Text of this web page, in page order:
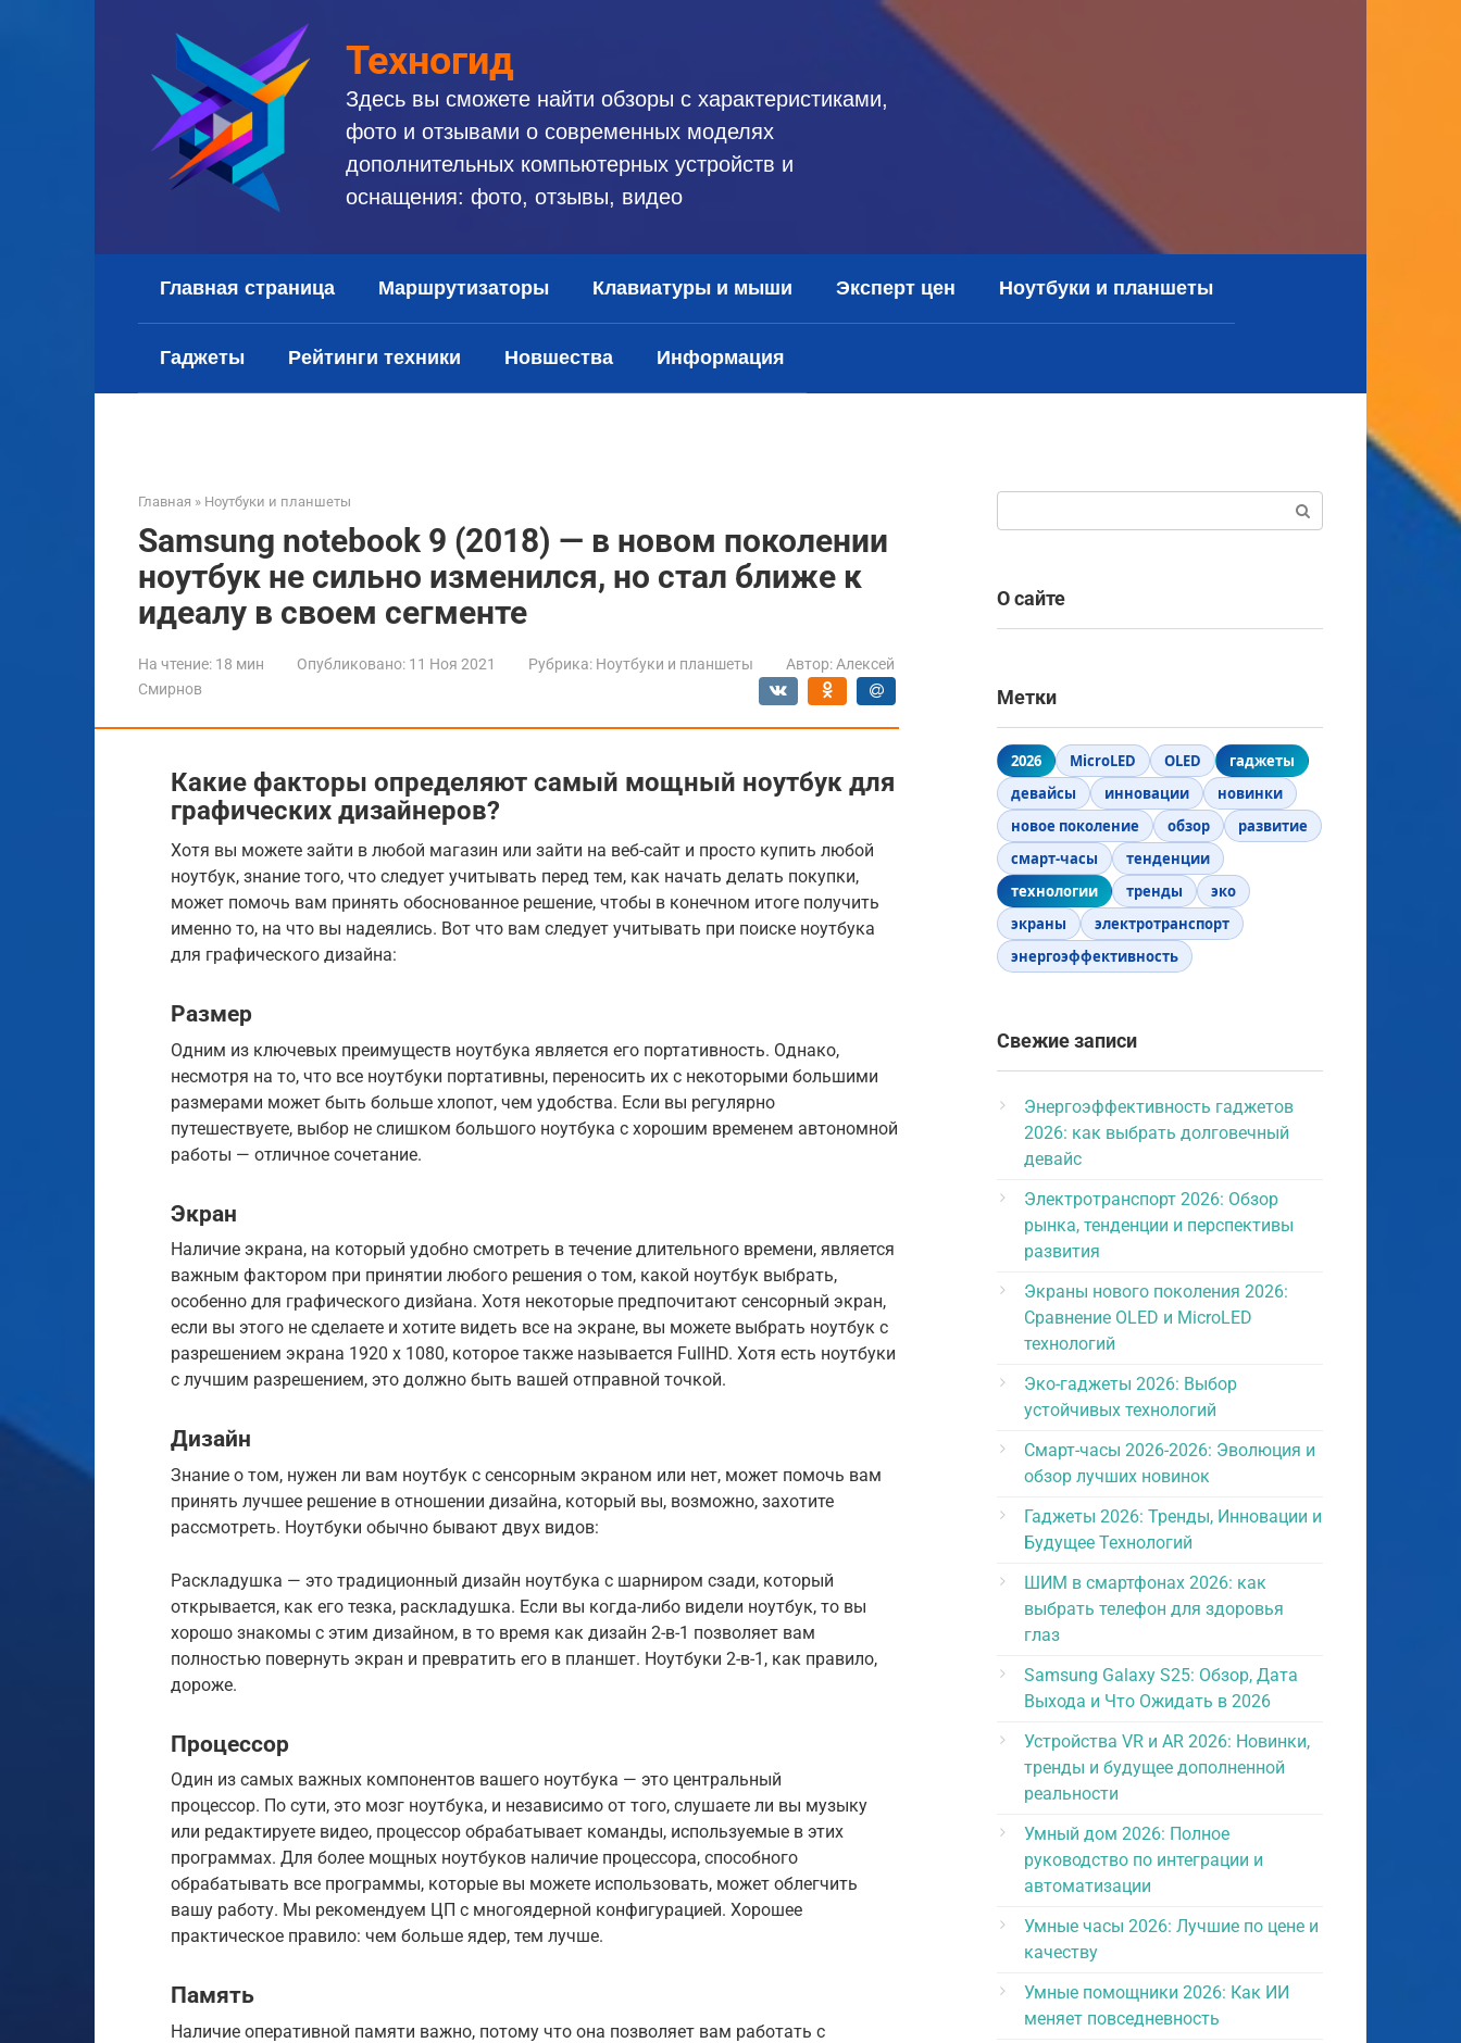
Техногид
Здесь вы сможете найти обзоры с характеристиками,
фото и отзывами о современных моделях
дополнительных компьютерных устройств и
оснащения: фото, отзывы, видео
Главная страница Маршрутизаторы Клавиатуры и мыши Эксперт цен Ноутбуки и планшеты
Гаджеты Рейтинги техники Новшества Информация
Главная » Ноутбуки и планшеты
Samsung notebook 9 (2018) — в новом поколении
ноутбук не сильно изменился, но стал ближе к
идеалу в своем сегменте
На чтение: 18 мин Опубликовано: 11 Ноя 2021 Рубрика: Ноутбуки и планшеты Автор: Алексей
Смирнов
Какие факторы определяют самый мощный ноутбук для
графических дизайнеров?
Хотя вы можете зайти в любой магазин или зайти на веб-сайт и просто купить любой
ноутбук, знание того, что следует учитывать перед тем, как начать делать покупки,
может помочь вам принять обоснованное решение, чтобы в конечном итоге получить
именно то, на что вы надеялись. Вот что вам следует учитывать при поиске ноутбука
для графического дизайна:
Размер
Одним из ключевых преимуществ ноутбука является его портативность. Однако,
несмотря на то, что все ноутбуки портативны, переносить их с некоторыми большими
размерами может быть больше хлопот, чем удобства. Если вы регулярно
путешествуете, выбор не слишком большого ноутбука с хорошим временем автономной
работы — отличное сочетание.
Экран
Наличие экрана, на который удобно смотреть в течение длительного времени, является
важным фактором при принятии любого решения о том, какой ноутбук выбрать,
особенно для графического дизйана. Хотя некоторые предпочитают сенсорный экран,
если вы этого не сделаете и хотите видеть все на экране, вы можете выбрать ноутбук с
разрешением экрана 1920 x 1080, которое также называется FullHD. Хотя есть ноутбуки
с лучшим разрешением, это должно быть вашей отправной точкой.
Дизайн
Знание о том, нужен ли вам ноутбук с сенсорным экраном или нет, может помочь вам
принять лучшее решение в отношении дизайна, который вы, возможно, захотите
рассмотреть. Ноутбуки обычно бывают двух видов:
Раскладушка — это традиционный дизайн ноутбука с шарниром сзади, который
открывается, как его тезка, раскладушка. Если вы когда-либо видели ноутбук, то вы
хорошо знакомы с этим дизайном, в то время как дизайн 2-в-1 позволяет вам
полностью повернуть экран и превратить его в планшет. Ноутбуки 2-в-1, как правило,
дороже.
Процессор
Один из самых важных компонентов вашего ноутбука — это центральный
процессор. По сути, это мозг ноутбука, и независимо от того, слушаете ли вы музыку
или редактируете видео, процессор обрабатывает команды, используемые в этих
программах. Для более мощных ноутбуков наличие процессора, способного
обрабатывать все программы, которые вы можете использовать, может облегчить
вашу работу. Мы рекомендуем ЦП с многоядерной конфигурацией. Хорошее
практическое правило: чем больше ядер, тем лучше.
Память
Наличие оперативной памяти важно, потому что она позволяет вам работать с
О сайте
Метки
2026 MicroLED OLED
гаджеты
девайсы
инновации
новинки
новое поколение
обзор
развитие
смарт-часы
тенденции
технологии
тренды
эко
экраны
электротранспорт
энергоэффективность
Свежие записи
Энергоэффективность гаджетов
2026: как выбрать долговечный
девайс
Электротранспорт 2026: Обзор
рынка, тенденции и перспективы
развития
Экраны нового поколения 2026:
Сравнение OLED и MicroLED
технологий
Эко-гаджеты 2026: Выбор
устойчивых технологий
Смарт-часы 2026-2026: Эволюция и
обзор лучших новинок
Гаджеты 2026: Тренды, Инновации и
Будущее Технологий
ШИМ в смартфонах 2026: как
выбрать телефон для здоровья
глаз
Samsung Galaxy S25: Обзор, Дата
Выхода и Что Ожидать в 2026
Устройства VR и AR 2026: Новинки,
тренды и будущее дополненной
реальности
Умный дом 2026: Полное
руководство по интеграции и
автоматизации
Умные часы 2026: Лучшие по цене и
качеству
Умные помощники 2026: Как ИИ
меняет повседневность